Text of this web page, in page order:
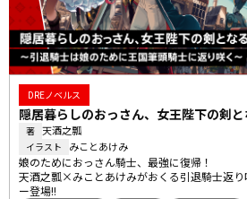
DREノベルス
隠居暮らしのおっさん、女王陛下の剣と
著 天酒之瓢
イラスト みことあけみ
娘のためにおっさん騎士、最強に復帰！
天酒之瓢×みことあけみがおくる引退騎士返
ー登場!!